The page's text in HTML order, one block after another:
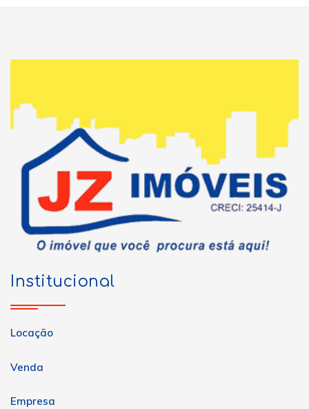
Institucional
Locação
Venda
Empresa